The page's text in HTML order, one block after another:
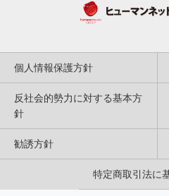
個人情報保護方針
反社会的勢力に対する基本方
針
勧誘方針
特定商取引法に